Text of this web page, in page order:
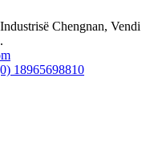
Chengnan, Vendi
18965698810